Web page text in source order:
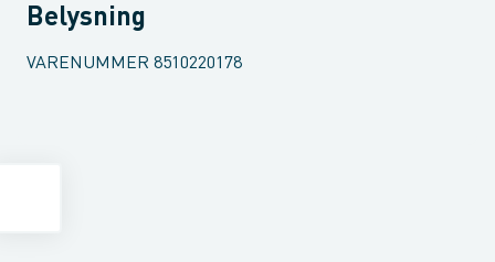
Belysning
VARENUMMER 8510220178